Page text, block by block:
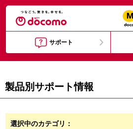
サポート
製品別サポート情報
選択中のカテゴリ：